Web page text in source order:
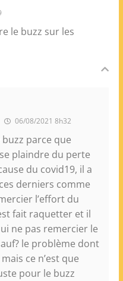
le buzz sur les
06/08/2021 8h32
parce que
plaindre du perte
du covid19, il a
derniers comme
l’effort du
fait raquetter et il
ne pas remercier le
le problème dont
ce n’est que
pour le buzz